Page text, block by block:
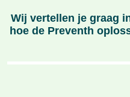
Wij vertellen je graag
hoe de Preventh